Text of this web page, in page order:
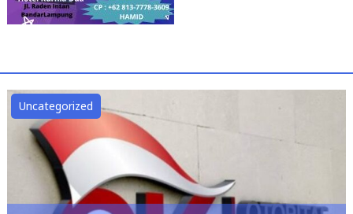
Uncategorized